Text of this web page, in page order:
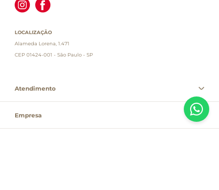
LOCALIZAÇÃO
Alameda Lorena, 1.471
CEP 01424-001 - São Paulo - SP
Atendimento
Empresa